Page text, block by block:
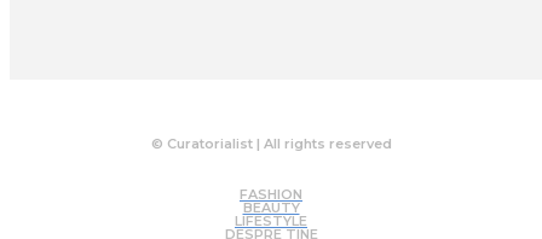
© Curatorialist | All rights reserved
FASHION
BEAUTY
LIFESTYLE
DESPRE TINE